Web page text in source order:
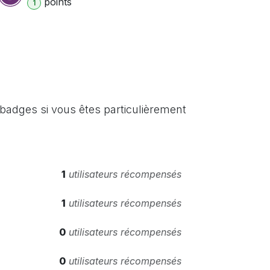
1
si vous êtes particulièrement
1 utilisateurs récompensés
1 utilisateurs récompensés
0 utilisateurs récompensés
0 utilisateurs récompensés